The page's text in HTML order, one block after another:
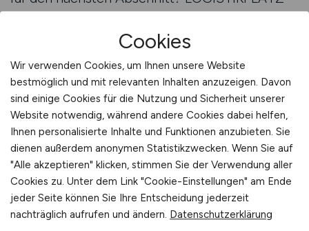
stellt diese Informationen bereit – übersichtlich,
verständlich und passgenau.
Die Logistik braucht Menschen, die mitwachsen
– fachlich und menschlich. LOGISTIKPLATZ
bringt sie mit Unternehmen zusammen, die
Führungspotenzial erkennen und fördern. Der
Karriereweg muss nicht steil beginnen – aber er
sollte klar sein. Genau das bietet
LOGISTIKPLATZ: Orientierung, Auswahl und
eine echte Chance auf Entwicklung.
Zu den Stellenangeboten
Besonders in mittelständischen
Cookies
Wir verwenden Cookies, um Ihnen unsere Website
bestmöglich und mit relevanten Inhalten anzuzeigen. Davon
sind einige Cookies für die Nutzung und Sicherheit unserer
Website notwendig, während andere Cookies dabei helfen,
Ihnen personalisierte Inhalte und Funktionen anzubieten. Sie
dienen außerdem anonymen Statistikzwecken. Wenn Sie auf
"Alle akzeptieren" klicken, stimmen Sie der Verwendung aller
Cookies zu. Unter dem Link "Cookie-Einstellungen" am Ende
jeder Seite können Sie Ihre Entscheidung jederzeit
nachträglich aufrufen und ändern. Datenschutzerklärung